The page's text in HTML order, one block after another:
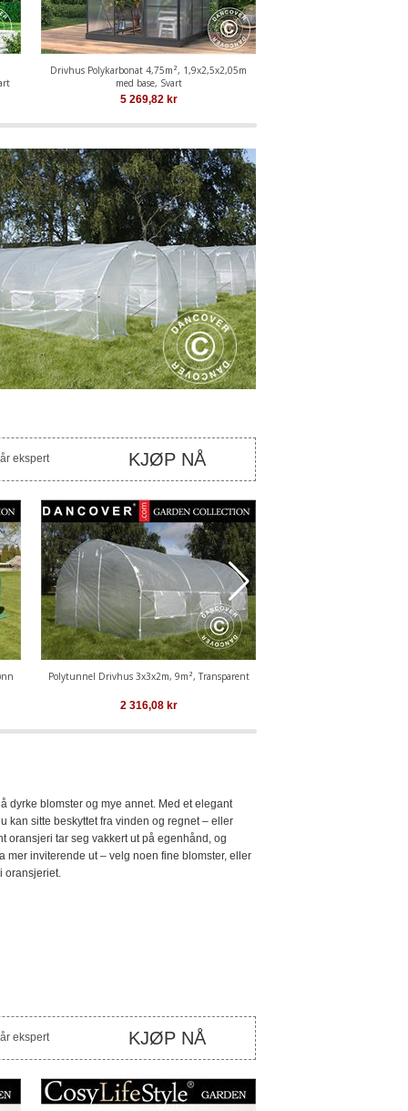
Drivhus Polykarbonat 4,75m², 1,9x2,5x2,05m
med base, Svart
5 269,82kr
ekspert KJØP NÅ
Polytunnel Drivhus 3x3x2m, 9m², Transparent
2 316,08kr
dyrke blomster og mye annet. Med et elegant
kan sitte beskyttet fra vinden og regnet – eller
oransjeri tar seg vakkert ut på egenhånd, og
inviterende ut – velg noen fine blomster, eller
oransjeriet.
ekspert KJØP NÅ